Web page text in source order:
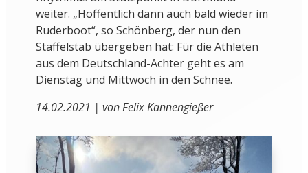
weiter. „Hoffentlich dann auch bald wieder im
Ruderboot“, so Schönberg, der nun den
Staffelstab übergeben hat: Für die Athleten
aus dem Deutschland-Achter geht es am
Dienstag und Mittwoch in den Schnee.
14.02.2021 | von Felix Kannengießer